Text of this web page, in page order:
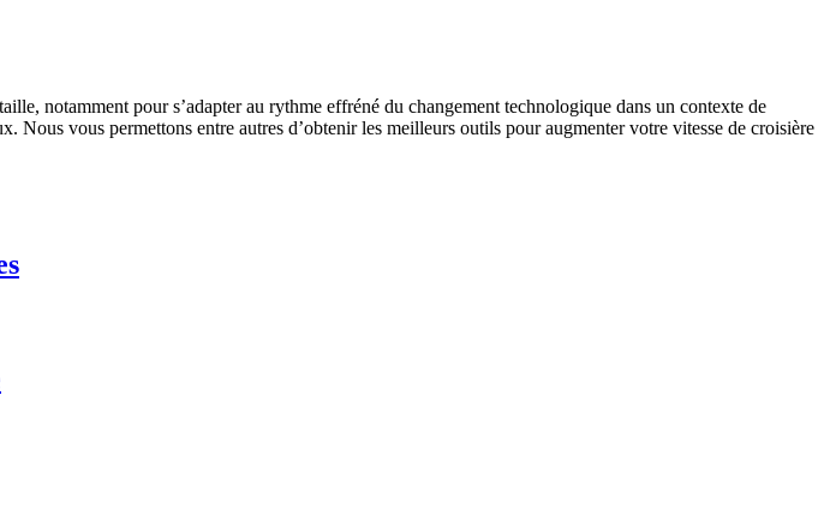
notamment pour s’adapter au rythme effréné du changement technologique dans un contexte de
vous permettons entre autres d’obtenir les meilleurs outils pour augmenter votre vitesse de croisière